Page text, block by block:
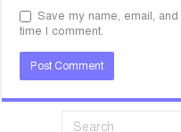
Save my name, email,
time I comment.